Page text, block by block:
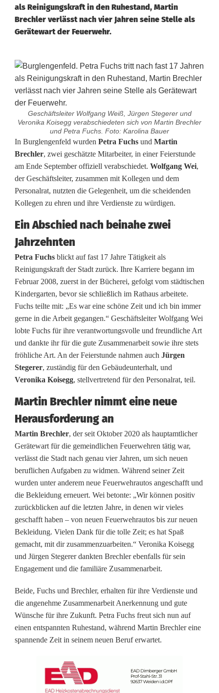
als Reinigungskraft in den Ruhestand, Martin
Brechler verlässt nach vier Jahren seine Stelle als
Gerätewart der Feuerwehr.
Geschäftsleiter Wolfgang Weiß, Jürgen Stegerer und
Veronika Koisegg verabschiedeten sich von Martin Brechler
und Petra Fuchs. Foto: Karolina Bauer
A
b
s
c
h
i
e
d
n
a
c
h
t
r
e
u
e
m
D
i
e
n
s
t
i
n
B
u
In Burglengenfeld wurden Petra Fuchs und Martin
Brechler, zwei geschätzte Mitarbeiter, in einer Feierstunde
am Ende September offiziell verabschiedet. Wolfgang Wei,
der Geschäftsleiter, zusammen mit Kollegen und dem
Personalrat, nutzten die Gelegenheit, um die scheidenden
Kollegen zu ehren und ihre Verdienste zu würdigen.
Ein Abschied nach beinahe zwei
Jahrzehnten
Petra Fuchs blickt auf fast 17 Jahre Tätigkeit als
Reinigungskraft der Stadt zurück. Ihre Karriere begann im
Februar 2008, zuerst in der Bücherei, gefolgt vom städtischen
Kindergarten, bevor sie schließlich im Rathaus arbeitete.
Fuchs teilte mit: „Es war eine schöne Zeit und ich bin immer
gerne in die Arbeit gegangen.“ Geschäftsleiter Wolfgang Wei
lobte Fuchs für ihre verantwortungsvolle und freundliche Art
und dankte ihr für die gute Zusammenarbeit sowie ihre stets
fröhliche Art. An der Feierstunde nahmen auch Jürgen
Stegerer, zuständig für den Gebäudeunterhalt, und
Veronika Koisegg, stellvertretend für den Personalrat, teil.
Martin Brechler nimmt eine neue
Herausforderung an
Martin Brechler, der seit Oktober 2020 als hauptamtlicher
Gerätewart für die gemeindlichen Feuerwehren tätig war,
verlässt die Stadt nach genau vier Jahren, um sich neuen
beruflichen Aufgaben zu widmen. Während seiner Zeit
wurden unter anderem neue Feuerwehrautos angeschafft und
die Bekleidung erneuert. Wei betonte: „Wir können positiv
zurückblicken auf die letzten Jahre, in denen wir vieles
geschafft haben – von neuen Feuerwehrautos bis zur neuen
Bekleidung. Vielen Dank für die tolle Zeit; es hat Spaß
gemacht, mit dir zusammenzuarbeiten.“ Veronika Koisegg
und Jürgen Stegerer dankten Brechler ebenfalls für sein
Engagement und die familiäre Zusammenarbeit.
Beide, Fuchs und Brechler, erhalten für ihre Verdienste und
die angenehme Zusammenarbeit Anerkennung und gute
Wünsche für ihre Zukunft. Petra Fuchs freut sich nun auf
einen entspannten Ruhestand, während Martin Brechler eine
spannende Zeit in seinem neuen Beruf erwartet.